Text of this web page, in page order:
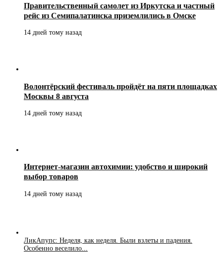
Правительственный самолет из Иркутска и частный
рейс из Семипалатинска приземлились в Омске
14 дней тому назад
Волонтёрский фестиваль пройдёт на пяти площадках
Москвы 8 августа
14 дней тому назад
Интернет-магазин автохимии: удобство и широкий
выбор товаров
14 дней тому назад
ЛикАпупс: Неделя, как неделя. Были взлеты и падения.
Особенно веселило...